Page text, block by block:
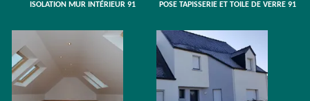
ISOLATION MUR INTÉRIEUR 91 POSE TAPISSERIE ET TOILE DE VERRE 91